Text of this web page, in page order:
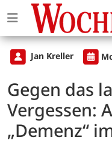
Jan Kreller
Gegen das
Vergessen:
„Demenz“